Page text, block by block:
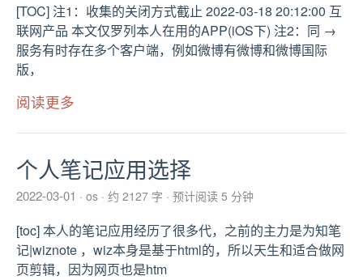
[TOC] 注1：收集的关闭方式截止 2022-03-18 20:12:00 互
联网产品 本文仅罗列本人在用的APP(iOS下) 注2：同 →
服务有时存在多个客户端，例如微博有微博和微博国际
版，
阅读更多
个人笔记应用选择
2022-03-01 os 约 2127 字 预计阅读 5 分钟
[toc] 本人的笔记应用经历了很多代，之前的主力是为知笔
记|wiznote ，wiz本身是基于html的，所以天生和适合做网
页剪辑，因为网页也是htm